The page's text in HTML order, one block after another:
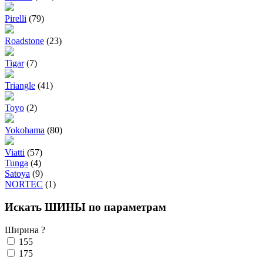
Pirelli (79)
Roadstone (23)
Tigar (7)
Triangle (41)
Toyo (2)
Yokohama (80)
Viatti (57)
Tunga (4)
Satoya (9)
NORTEC (1)
Искать ШИНЫ по параметрам
Ширина ?
155
175